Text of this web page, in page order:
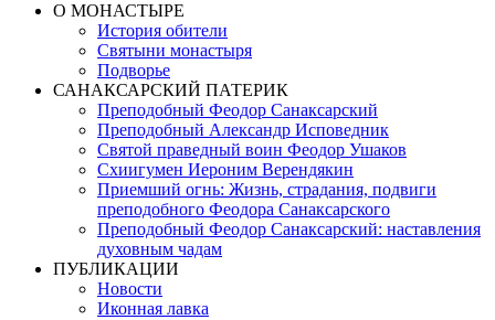
О МОНАСТЫРЕ
История обители
Святыни монастыря
Подворье
САНАКСАРСКИЙ ПАТЕРИК
Преподобный Феодор Санаксарский
Преподобный Александр Исповедник
Святой праведный воин Феодор Ушаков
Схиигумен Иероним Верендякин
Приемший огнь: Жизнь, страдания, подвиги
преподобного Феодора Санаксарского
Преподобный Феодор Санаксарский: наставления
духовным чадам
ПУБЛИКАЦИИ
Новости
Иконная лавка